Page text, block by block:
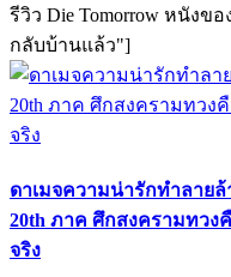
รีวิว Die Tomorrow หนัง
กลับบ้านแล้ว"]
ดาเมจความน่ารักทำลาย
20th ภาค ศึกสงครามทวง
จริง